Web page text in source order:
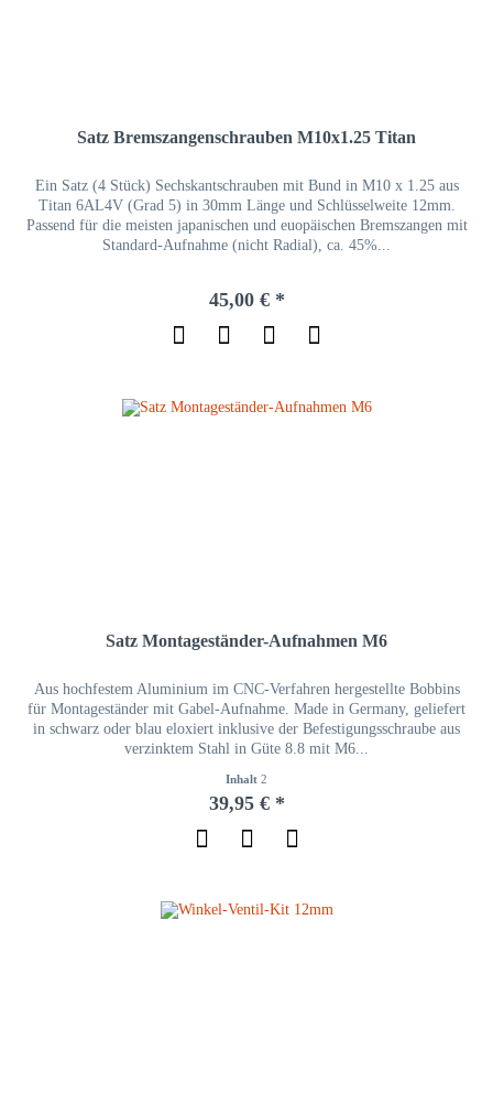
Satz Bremszangenschrauben M10x1.25 Titan
Ein Satz (4 Stück) Sechskantschrauben mit Bund in M10 x 1.25 aus
Titan 6AL4V (Grad 5) in 30mm Länge und Schlüsselweite 12mm.
Passend für die meisten japanischen und euopäischen Bremszangen mit
Standard-Aufnahme (nicht Radial), ca. 45%...
45,00 € *
Satz Montageständer-Aufnahmen M6
Aus hochfestem Aluminium im CNC-Verfahren hergestellte Bobbins
für Montageständer mit Gabel-Aufnahme. Made in Germany, geliefert
in schwarz oder blau eloxiert inklusive der Befestigungsschraube aus
verzinktem Stahl in Güte 8.8 mit M6...
Inhalt2
39,95 € *